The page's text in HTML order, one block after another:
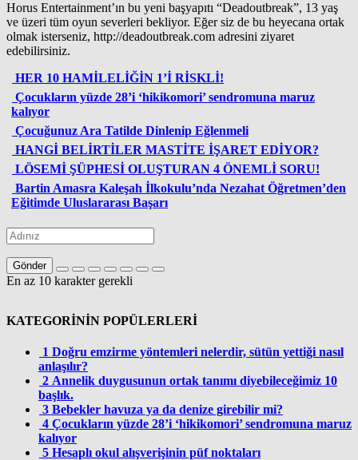
Horus Entertainment’ın bu yeni başyapıtı “Deadoutbreak”, 13 yaş
ve üzeri tüm oyun severleri bekliyor. Eğer siz de bu heyecana ortak
olmak isterseniz, http://deadoutbreak.com adresini ziyaret
edebilirsiniz.
HER 10 HAMİLELİĞİN 1’İ RİSKLİ!
Çocukların yüzde 28’i ‘hikikomori’ sendromuna maruz
kalıyor
Çocuğunuz Ara Tatilde Dinlenip Eğlenmeli
HANGİ BELİRTİLER MASTİTE İŞARET EDİYOR?
LÖSEMİ ŞÜPHESİ OLUŞTURAN 4 ÖNEMLİ SORU!
Bartin Amasra Kaleşah İlkokulu’nda Nezahat Öğretmen’den
Eğitimde Uluslararası Başarı
Gönder
En az 10 karakter gerekli
KATEGORİNİN POPÜLERLERİ
1 Doğru emzirme yöntemleri nelerdir, sütün yettiği nasıl
anlaşılır?
2 Annelik duygusunun ortak tanımı diyebileceğimiz 10
başlık.
3 Bebekler havuza ya da denize girebilir mi?
4 Çocukların yüzde 28’i ‘hikikomori’ sendromuna maruz
kalıyor
5 Hesaplı okul alışverişinin püf noktaları